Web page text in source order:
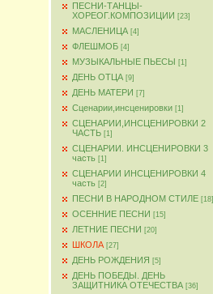
ПЕСНИ-ТАНЦЫ-
ХОРЕОГ.КОМПОЗИЦИИ [23]
МАСЛЕНИЦА [4]
ФЛЕШМОБ [4]
МУЗЫКАЛЬНЫЕ ПЬЕСЫ [1]
ДЕНЬ ОТЦА [9]
ДЕНЬ МАТЕРИ [7]
Сценарии,инсценировки [1]
СЦЕНАРИИ,ИНСЦЕНИРОВКИ 2
ЧАСТЬ [1]
СЦЕНАРИИ. ИНСЦЕНИРОВКИ 3
часть [1]
СЦЕНАРИИ ИНСЦЕНИРОВКИ 4
часть [2]
ПЕСНИ В НАРОДНОМ СТИЛЕ [18]
ОСЕННИЕ ПЕСНИ [15]
ЛЕТНИЕ ПЕСНИ [20]
ШКОЛА [27]
ДЕНЬ РОЖДЕНИЯ [5]
ДЕНЬ ПОБЕДЫ. ДЕНЬ
ЗАЩИТНИКА ОТЕЧЕСТВА [36]